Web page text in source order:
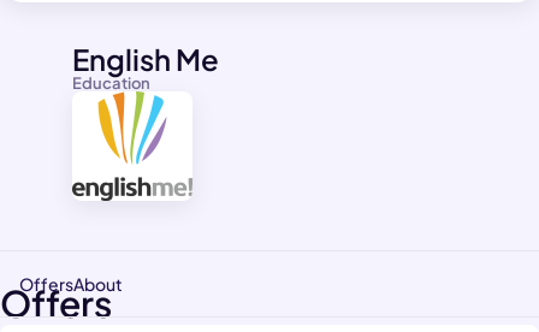
Education
English Me
OffersAbout
Offers